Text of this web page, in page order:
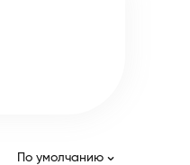
По умолчанию